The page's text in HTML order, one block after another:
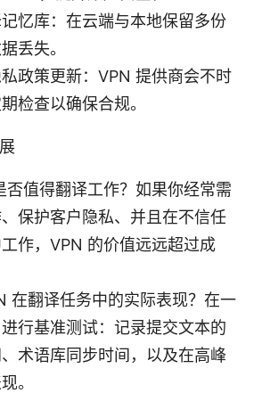
忆库：在云端与本地保留多份
丢失。
政策更新：VPN 提供商会不时
检查以确保合规。
否值得翻译工作？如果你经常需
保护客户隐私、并且在不信任
作，VPN 的价值远远超过成
在翻译任务中的实际表现？在一
行基准测试：记录提交文本的
术语库同步时间，以及在高峰
。